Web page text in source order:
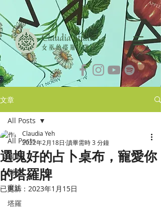
文章
All Posts
個案
測驗
魔法
塔羅
All Posts
選塊好的占卜桌布，寵愛你
的塔羅牌
Claudia Yeh
2022年2月18日 讀畢需時 3 分鐘
已更新： 2023年1月15日